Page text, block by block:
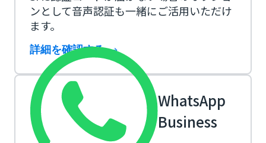
ンとして音声認証も一緒にご活用いただけ
ます。
詳細を確認する
WhatsApp
Business